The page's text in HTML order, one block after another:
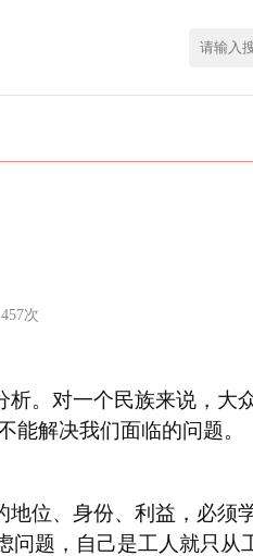
次
。对一个民族来说，大
解决我们面临的问题。
位、身份、利益，必须
问题，自己是工人就只从